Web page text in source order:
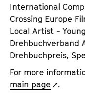
International
Crossing Europe
Local Artist -
Drehbuchverband
Drehbuchpreis,
For more
main page
.